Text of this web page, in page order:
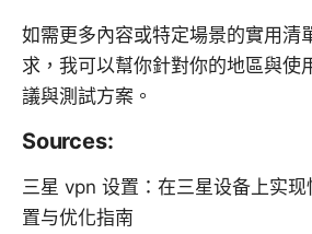
如需更多內容或特定場景的實用清
求，我可以幫你針對你的地區與使
議與測試方案。
Sources:
三星 vpn 设置：在三星设备上实
置与优化指南